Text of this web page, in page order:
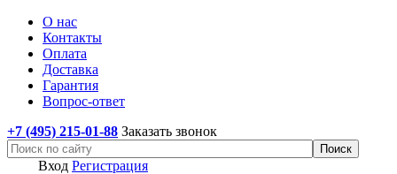
О нас
Контакты
Оплата
Доставка
Гарантия
Вопрос-ответ
+7 (495) 215-01-88 Заказать звонок
Вход Регистрация